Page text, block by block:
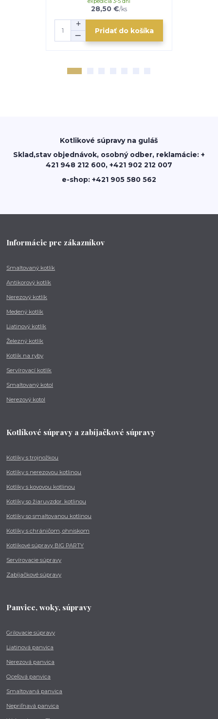
28,50 €/ks
Pridať do košíka
Kotlikové súpravy na guláš
Sklad,stav objednávok, osobný odber, reklamácie: +
421 948 212 600, +421 902 212 007
e-shop: +421 905 580 562
Informácie pre zákazníkov
Smaltovaný kotlík
Antikorový kotlík
Nerezový kotlík
Medený kotlík
Liatinový kotlík
Železný kotlík
Kotlík na ryby
Servírovací kotlík
Smaltovaný kotol
Nerezový kotol
Kotlíkové súpravy a zabíjačkové súpravy
Kotlíky s trojnožkou
Kotlíky s nerezovou kotlinou
Kotlíky s kovovou kotlinou
Kotlíky so žiaruvzdor. kotlinou
Kotlíky so smaltovanou kotlinou
Kotlíky s chráničom, ohniskom
Kotlíkové súpravy BIG PARTY
Servírovacie súpravy
Zabíjačkové súpravy
Panvice, woky, súpravy
Grilovacie súpravy
Liatinová panvica
Nerezová panvica
Oceľová panvica
Smaltovaná panvica
Nepriľnavá panvica